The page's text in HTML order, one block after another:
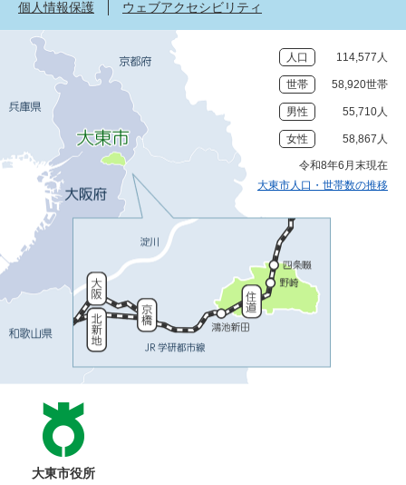
個人情報保護
ウェブアクセシビリティ
人口 114,577人
世帯 58,920世帯
男性 55,710人
女性 58,867人
令和8年6月末現在
大東市人口・世帯数の推移
大東市役所